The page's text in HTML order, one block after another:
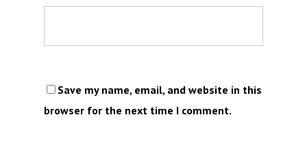
Save my name, email, and website in this
browser for the next time I comment.